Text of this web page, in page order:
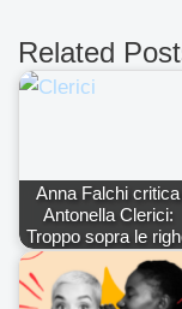
Related
Anna Falchi critica
Antonella Clerici:
Troppo sopra le